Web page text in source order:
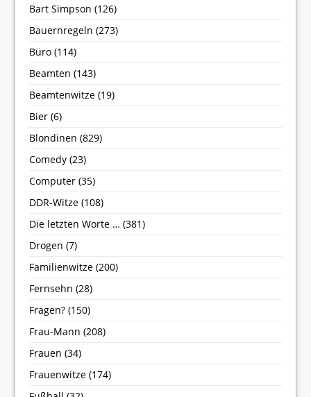
Bart Simpson (126)
Bauernregeln (273)
Büro (114)
Beamten (143)
Beamtenwitze (19)
Bier (6)
Blondinen (829)
Comedy (23)
Computer (35)
DDR-Witze (108)
Die letzten Worte … (381)
Drogen (7)
Familienwitze (200)
Fernsehn (28)
Fragen? (150)
Frau-Mann (208)
Frauen (34)
Frauenwitze (174)